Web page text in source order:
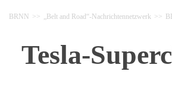
BRNN >> „Belt and Road“-Nachrichtennetzwerk >>
Tesla-